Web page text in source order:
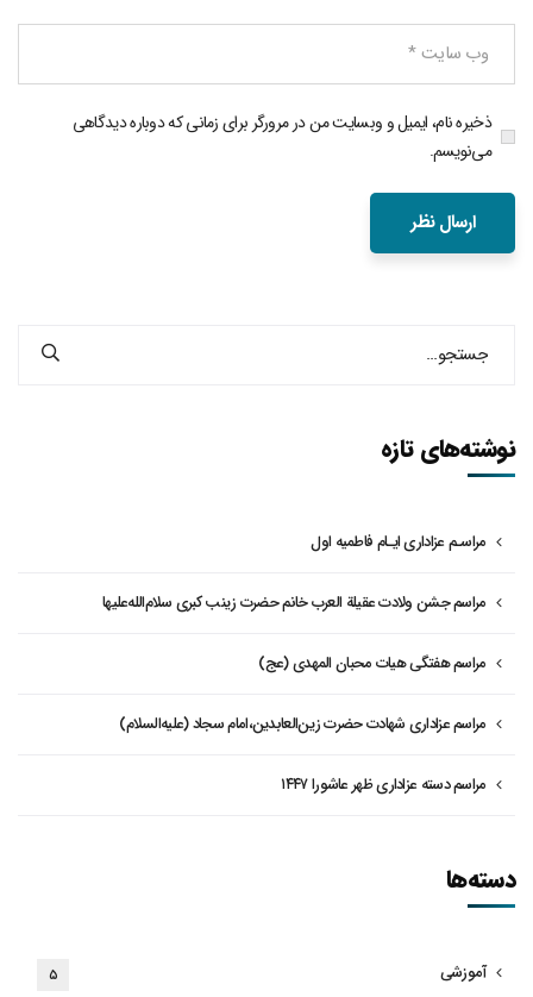
ذخیره نام، ایمیل و وبسایت من در مرورگر برای زمانی که دوباره دیدگاهی
می‌نویسم.
نوشته‌های تازه
مراسـم عزاداری ایـام فاطمیه اول
مراسم جشن ولادت عقیلة العرب خانم حضرت زینب کبری سلام‌الله‌علیها
مراسم هفتگی هیات محبان المهدی (عج)
مراسم عزاداری شهادت حضرت زین‌العابدین،امام سجاد (علیه‌السلام)
مراسم دسته عزاداری ظهر عاشورا ۱۴۴۷
دسته‌ها
آموزشی ۵